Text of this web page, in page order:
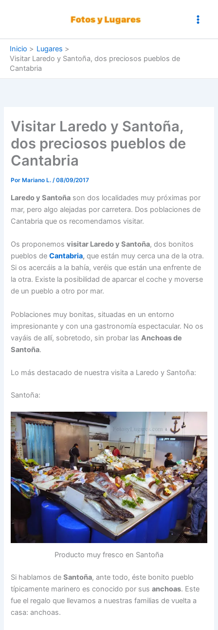
Inicio
Lugares
Visitar Laredo y Santoña, dos preciosos pueblos de
Cantabria
Visitar Laredo y Santoña,
dos preciosos pueblos de
Cantabria
Por Mariano L./08/09/2017
Laredo y Santoña son dos localidades muy próximas por
mar, pero algo alejadas por carretera. Dos poblaciones de
Cantabria que os recomendamos visitar.
Os proponemosvisitar Laredo y Santoña, dos bonitos
pueblos deCantabria, que están muy cerca una de la otra.
Si os acercáis a la bahía, veréis que están una enfrente de
la otra. Existe la posibilidad de aparcar el coche y moverse
de un pueblo a otro por mar.
Poblaciones muy bonitas, situadas en un entorno
impresionante y con una gastronomía espectacular. No os
vayáis de allí, sobretodo, sin probar las Anchoas de
Santoña.
Lo más destacado de nuestra visita a Laredo y Santoña:
Santoña:
Producto muy fresco en Santoña
Si hablamos deSantoña, ante todo, éste bonito pueblo
típicamente marinero es conocido por susanchoas. Este
fue el regalo que llevamos a nuestras familias de vuelta a
casa: anchoas.